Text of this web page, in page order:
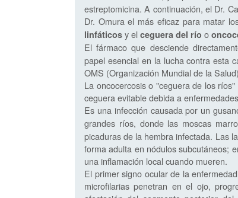
estreptomicina. A continuación, el Dr.
Dr. Omura el más eficaz para matar
linfáticos y el ceguera del río o
El fármaco que desciende
papel esencial en la lucha contra esta
OMS (Organización Mundial de la
La oncocercosis o "ceguera de los
ceguera evitable debida a
Es una infección causada por un
grandes ríos, donde las moscas
picaduras de la hembra infectada. Las
forma adulta en nódulos subcutáneos;
una inflamación local cuando mueren.
El primer signo ocular de la
microfilarias penetran en el ojo,